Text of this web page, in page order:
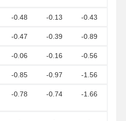
-0.48 -0.13 -0.43
-0.47 -0.39 -0.89
-0.06 -0.16 -0.56
-0.85 -0.97 -1.56
-0.78 -0.74 -1.66